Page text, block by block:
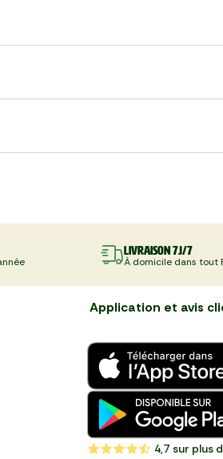
Livraison 7J/7
À domicile dans tout
Application et avis
4,7 sur plus